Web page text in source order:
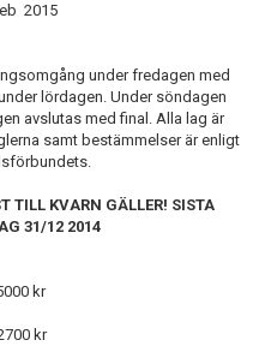
MEDLEMMAR
2015
under fredagen med
lördagen. Under söndagen
avslutas med final. Alla lag är
samt bestämmelser är enligt
TILL KVARN GÄLLER! SISTA
31/12 2014
kr
kr